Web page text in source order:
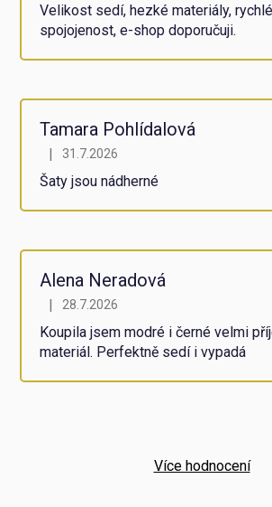
Velikost sedí, hezké materiály,
spojojenost, e-shop doporučuji.
Tamara Pohlídalová
Hodnocení obchodu je 5 z 5
| 31.7.2026
Šaty jsou nádherné
Alena Neradová
Hodnocení obchodu je 5 z 5
| 28.7.2026
Koupila jsem modré i černé velmi
materiál. Perfektně sedí i vypadá
Více hodnocení